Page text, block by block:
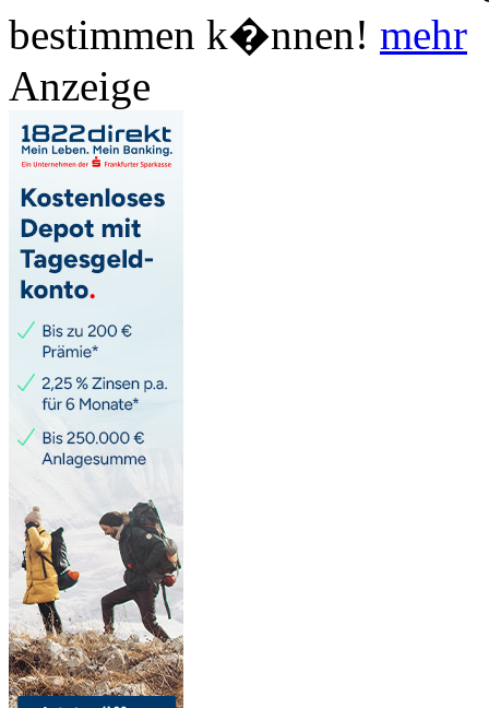
bestimmen k�nnen! mehr
Anzeige